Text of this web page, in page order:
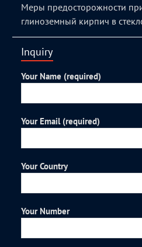
Меры предосторожности
глиноземный кирпич в
Inquiry
Your Name (required)
Your Email (required)
Your Country
Your Number